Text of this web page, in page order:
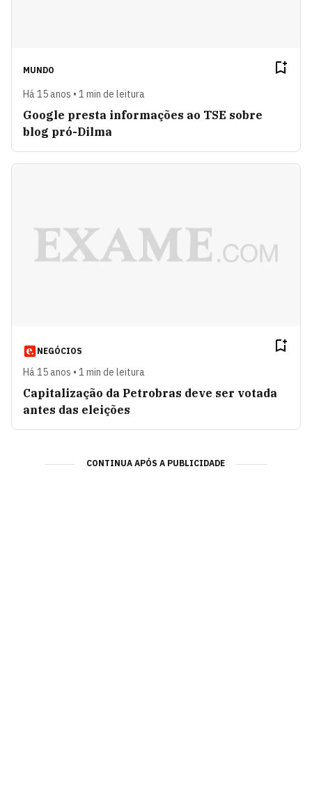
MUNDO
Há 15 anos • 1 min de leitura
Google presta informações ao TSE sobre
blog pró-Dilma
NEGÓCIOS
Há 15 anos • 1 min de leitura
Capitalização da Petrobras deve ser votada
antes das eleições
CONTINUA APÓS A PUBLICIDADE